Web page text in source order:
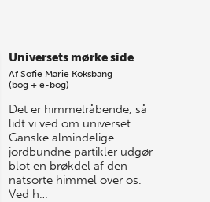
så sæt kryds i kalenderen
Universets mørke side
AfSofie Marie Koksbang
(bog + e-bog)
Det er himmelråbende, så
lidt vi ved om universet.
Ganske almindelige
jordbundne partikler udgør
blot en brøkdel af den
natsorte himmel over os.
Ved h…